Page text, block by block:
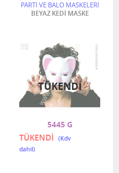
PARTİ VE BALO MASKELERİ
BEYAZ KEDİ MASKE
5445 G
TÜKENDİ
TÜKENDI